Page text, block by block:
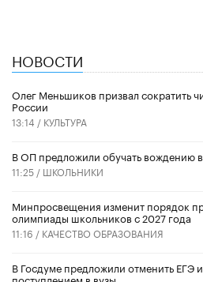
НОВОСТИ
Олег Меньшиков призвал сократить
России
13:14 / КУЛЬТУРА
В ОП предложили обучать вождению
11:25 / ШКОЛЬНИКИ
Минпросвещения изменит порядок
олимпиады школьников с 2027 года
11:16 / КАЧЕСТВО ОБРАЗОВАНИЯ
В Госдуме предложили отменить ЕГЭ